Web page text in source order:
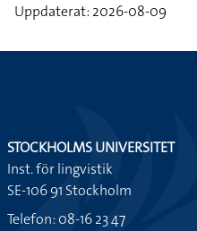
Uppdaterat: 2026-08-09
STOCKHOLMS UNIVERSITET
Inst. för lingvistik
SE-106 91 Stockholm
Telefon: 08-16 23 47